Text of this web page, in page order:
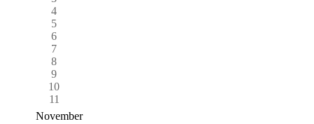
4
5
6
7
8
9
10
11
November